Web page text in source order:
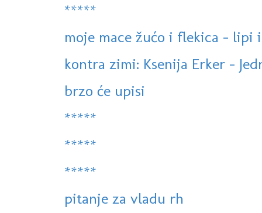
*****
moje mace žućo i flekica - lipi
kontra zimi: Ksenija Erker -
brzo će upisi
*****
*****
*****
pitanje za vladu rh